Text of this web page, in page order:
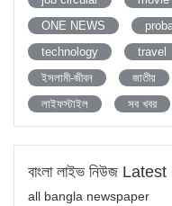
ONE NEWS
technology
travel
ইসলামী-জীবন
জাতীয়
লাইফস্টাইল
সব খবর
বাংলা লাইভ নিউজ
all bangla newspaper